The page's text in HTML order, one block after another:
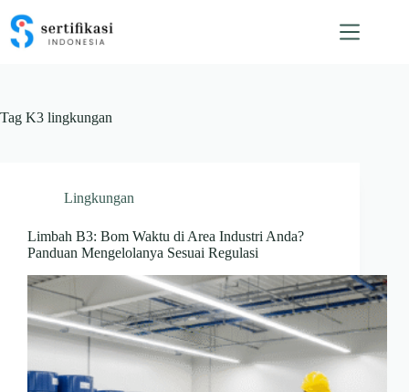
content
Tag K3 lingkungan
Lingkungan
Limbah B3: Bom Waktu di Area Industri Anda?
Panduan Mengelolanya Sesuai Regulasi